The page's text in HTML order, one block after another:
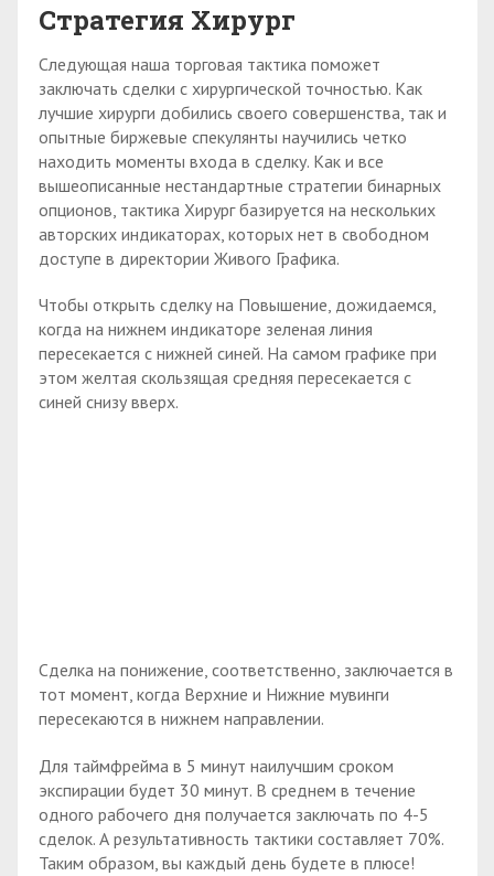
Стратегия Хирург
Следующая наша торговая тактика поможет
заключать сделки с хирургической точностью. Как
лучшие хирурги добились своего совершенства, так и
опытные биржевые спекулянты научились четко
находить моменты входа в сделку. Как и все
вышеописанные нестандартные стратегии бинарных
опционов, тактика Хирург базируется на нескольких
авторских индикаторах, которых нет в свободном
доступе в директории Живого Графика.
Чтобы открыть сделку на Повышение, дожидаемся,
когда на нижнем индикаторе зеленая линия
пересекается с нижней синей. На самом графике при
этом желтая скользящая средняя пересекается с
синей снизу вверх.
Сделка на понижение, соответственно, заключается в
тот момент, когда Верхние и Нижние мувинги
пересекаются в нижнем направлении.
Для таймфрейма в 5 минут наилучшим сроком
экспирации будет 30 минут. В среднем в течение
одного рабочего дня получается заключать по 4-5
сделок. А результативность тактики составляет 70%.
Таким образом, вы каждый день будете в плюсе!